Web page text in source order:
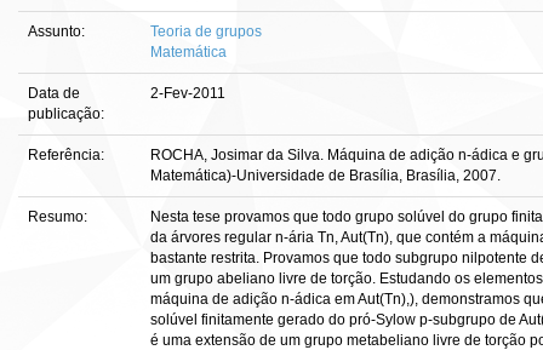
Assunto:
Teoria de grupos
Matemática
Data de
publicação:
2-Fev-2011
Referência:
ROCHA, Josimar da Silva. Máquina de adição n-ádica e
Matemática)-Universidade de Brasília, Brasília, 2007.
Resumo:
Nesta tese provamos que todo grupo solúvel do grupo
da árvores regular n-ária Tn, Aut(Tn), que contém a
bastante restrita. Provamos que todo subgrupo nilpotente
um grupo abeliano livre de torção. Estudando os
máquina de adição n-ádica em Aut(Tn),), demonstramos
solúvel finitamente gerado do pró-Sylow p-subgrupo de
é uma extensão de um grupo metabeliano livre de torção